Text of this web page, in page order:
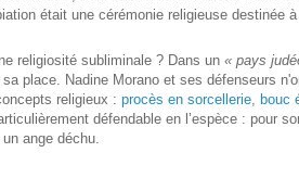
était une cérémonie religieuse destinée à
religiosité subliminale ? Dans un « pays
place. Nadine Morano et ses défenseurs
religieux : procès en sorcellerie, bouc
défendable en l’espèce : pour
ange déchu.